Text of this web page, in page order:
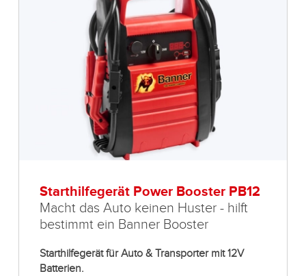
Starthilfegerät Power Booster PB12
Macht das Auto keinen Huster - hilft
bestimmt ein Banner Booster
Starthilfegerät für Auto & Transporter mit 12V
Batterien.